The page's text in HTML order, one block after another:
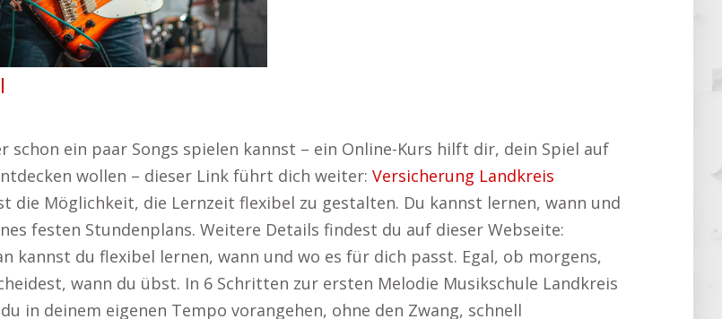
schon ein paar Songs spielen kannst – ein Online-Kurs hilft dir, dein Spiel auf
wollen – dieser Link führt dich weiter: Versicherung Landkreis
die Möglichkeit, die Lernzeit flexibel zu gestalten. Du kannst lernen, wann und
festen Stundenplans. Weitere Details findest du auf dieser Webseite:
kannst du flexibel lernen, wann und wo es für dich passt. Egal, ob morgens,
wann du übst. In 6 Schritten zur ersten Melodie Musikschule Landkreis
in deinem eigenen Tempo vorangehen, ohne den Zwang, schnell